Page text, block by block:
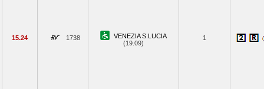
15.24 1738
VENEZIA S.LUCIA
(19.09)
1